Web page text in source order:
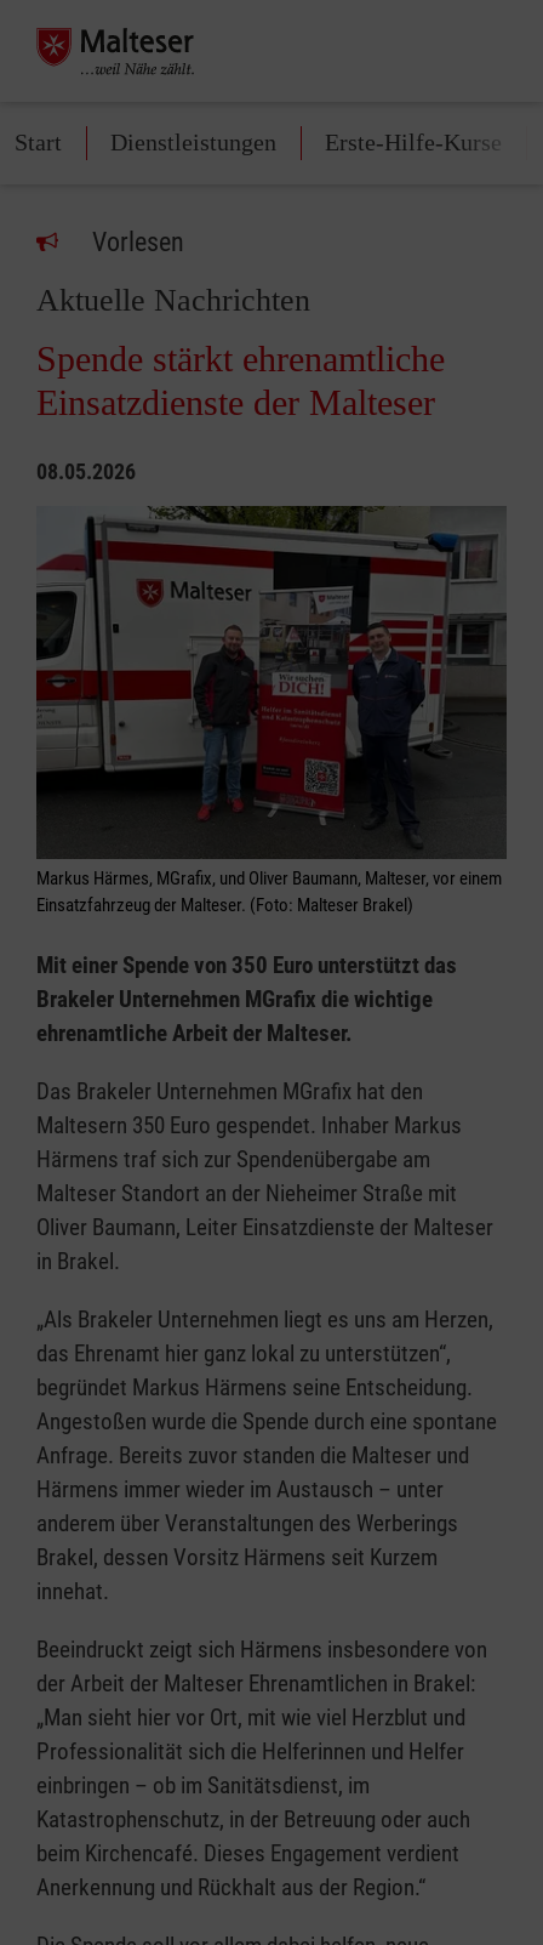
Start Dienstleistungen Erste-Hilfe-Kurse
Vorlesen
Aktuelle Nachrichten
Spende stärkt ehrenamtliche
Einsatzdienste der Malteser
08.05.2026
Markus Härmes, MGrafix, und Oliver Baumann, Malteser, vor einem
Einsatzfahrzeug der Malteser. (Foto: Malteser Brakel)
Mit einer Spende von 350 Euro unterstützt das
Brakeler Unternehmen MGrafix die wichtige
ehrenamtliche Arbeit der Malteser.
Das Brakeler Unternehmen MGrafix hat den
Maltesern 350 Euro gespendet. Inhaber Markus
Härmens traf sich zur Spendenübergabe am
Malteser Standort an der Nieheimer Straße mit
Oliver Baumann, Leiter Einsatzdienste der Malteser
in Brakel.
„Als Brakeler Unternehmen liegt es uns am Herzen,
das Ehrenamt hier ganz lokal zu unterstützen“,
begründet Markus Härmens seine Entscheidung.
Angestoßen wurde die Spende durch eine spontane
Anfrage. Bereits zuvor standen die Malteser und
Härmens immer wieder im Austausch – unter
anderem über Veranstaltungen des Werberings
Brakel, dessen Vorsitz Härmens seit Kurzem
innehat.
Beeindruckt zeigt sich Härmens insbesondere von
der Arbeit der Malteser Ehrenamtlichen in Brakel:
„Man sieht hier vor Ort, mit wie viel Herzblut und
Professionalität sich die Helferinnen und Helfer
einbringen – ob im Sanitätsdienst, im
Katastrophenschutz, in der Betreuung oder auch
beim Kirchencafé. Dieses Engagement verdient
Anerkennung und Rückhalt aus der Region.“